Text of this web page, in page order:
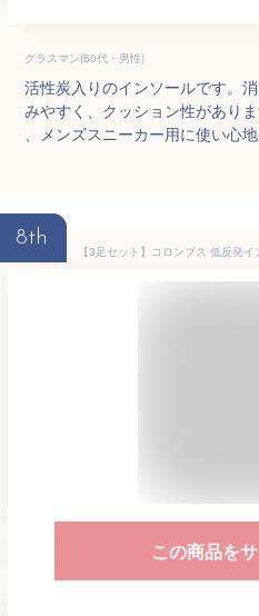
グラスマン(60代・男性)
活性炭入りのインソールです。
みやすく、クッション性があり
、メンズスニーカー用に使い心
8th
この商品を